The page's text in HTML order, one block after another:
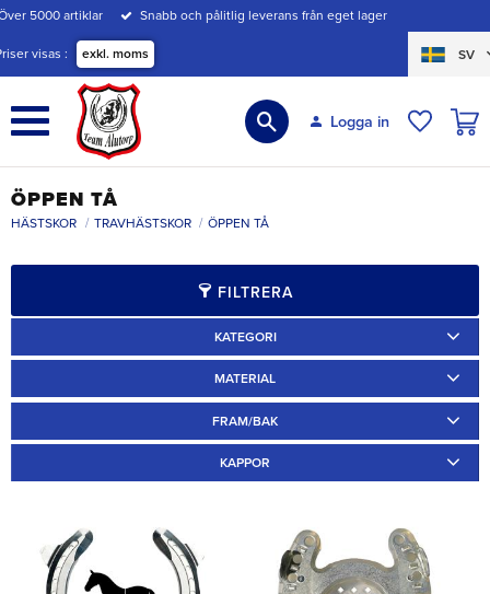
Meny
5000 artiklar Snabb och pålitlig leverans från eget lager
visas exkl. moms SV
Logga in
ÖPPEN TÅ
HÄSTSKOR TRAVHÄSTSKOR ÖPPEN TÅ
FILTRERA
KATEGORI
MATERIAL
FRAM/BAK
KAPPOR